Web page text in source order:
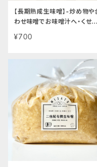
【長期熟成生味噌】-炒め物や
わせ味噌でお味噌汁へ・くせに
500g"│オーガニック 味噌
¥700